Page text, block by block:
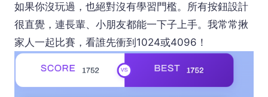
如果你沒玩過，也絕對沒有學習門檻。所有按鈕設計
很直覺，連長輩、小朋友都能一下子上手。我常常揪
家人一起比賽，看誰先衝到1024或4096！